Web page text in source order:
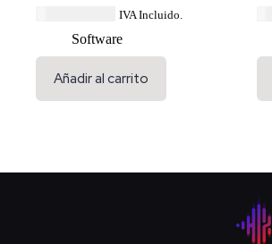
IVA Incluido.
Software
Añadir al carrito